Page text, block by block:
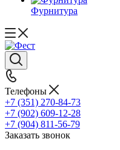
Фурнитура
Телефоны
+7 (351) 270-84-73
+7 (902) 609-12-28
+7 (904) 811-56-79
Заказать звонок